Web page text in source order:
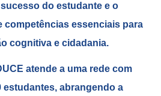
do estudante e o
competências essenciais para
cognitiva e cidadania.
atende a uma rede com
estudantes, abrangendo a